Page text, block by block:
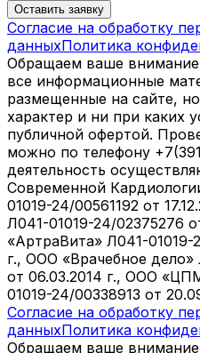
Оставить заявку
Согласие на обработку
данныхПолитика
Обращаем ваше
все информационные
размещенные на сайте,
характер и ни при каких
публичной офертой.
можно по телефону
деятельность
Современной
01019-24/00561192 от
Л041-01019-24/02375276
«АртраВита» Л041-01019-
г., ООО «Врачебное дело»
от 06.03.2014 г., ООО
01019-24/00338913 от
Согласие на обработку
данныхПолитика
Обращаем ваше